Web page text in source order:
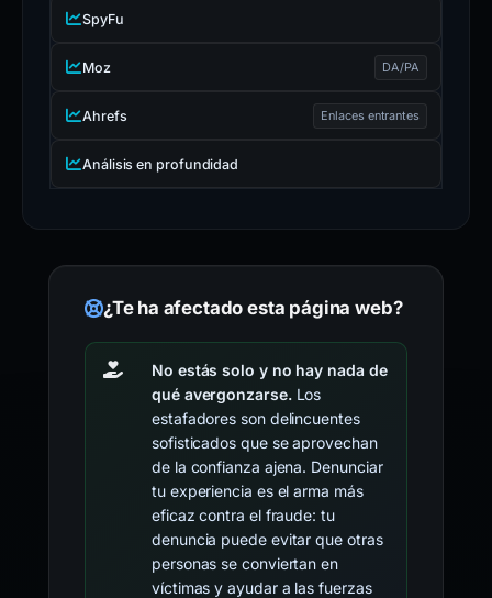
SpyFu
Moz DA/PA
Ahrefs Enlaces entrantes
Análisis en profundidad
¿Te ha afectado esta página web?
No estás solo y no hay nada de
qué avergonzarse.Los
estafadores son delincuentes
sofisticados que se aprovechan
de la confianza ajena. Denunciar
tu experiencia es el arma más
eficaz contra el fraude: tu
denuncia puede evitar que otras
personas se conviertan en
víctimas y ayudar a las fuerzas